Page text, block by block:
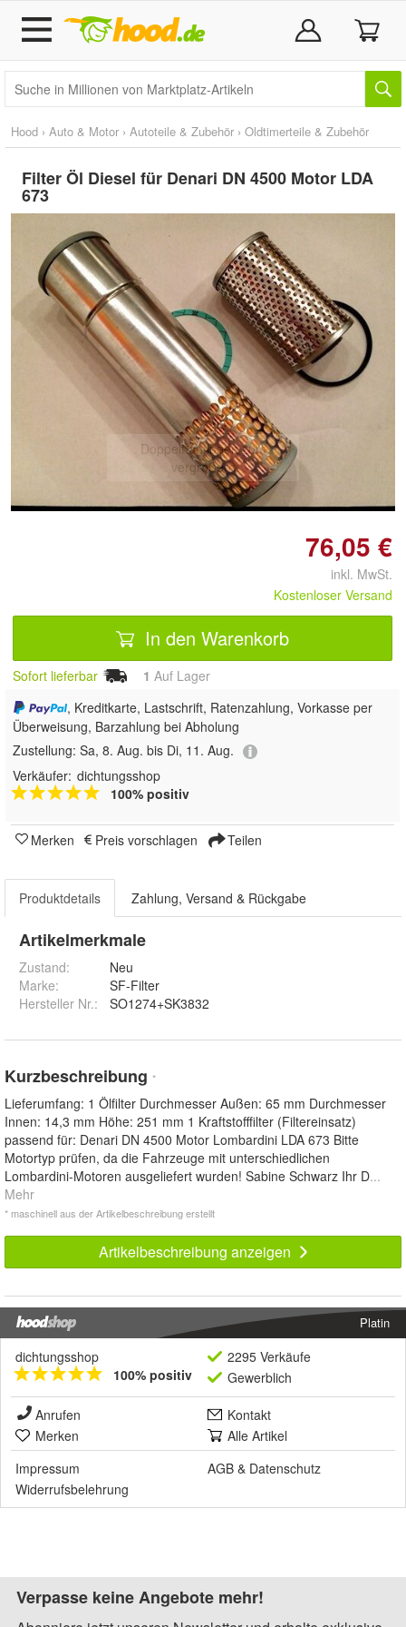
Hood › Auto & Motor › Autoteile & Zubehör › Oldtimerteile & Zubehör
Filter Öl Diesel für Denari DN 4500 Motor LDA
673
Doppelt antippen zum
vergrößern
76,05 €
inkl. MwSt.
Kostenloser Versand
In den Warenkorb
Sofort lieferbar 1 Auf Lager
, Kreditkarte, Lastschrift, Ratenzahlung, Vorkasse per
Überweisung, Barzahlung bei Abholung
Zustellung: Sa, 8. Aug. bis Di, 11. Aug.
Verkäufer: dichtungsshop
100% positiv
Merken Preis vorschlagen Teilen
Produktdetails Zahlung, Versand & Rückgabe
Artikelmerkmale
Zustand:
Neu
Marke:
SF-Filter
Hersteller Nr.:
SO1274+SK3832
Kurzbeschreibung *
Lieferumfang: 1 Ölfilter Durchmesser Außen: 65 mm Durchmesser
Innen: 14,3 mm Höhe: 251 mm 1 Kraftstofffilter (Filtereinsatz)
passend für: Denari DN 4500 Motor Lombardini LDA 673 Bitte
Motortyp prüfen, da die Fahrzeuge mit unterschiedlichen
Lombardini-Motoren ausgeliefert wurden! Sabine Schwarz Ihr D...
Mehr
* maschinell aus der Artikelbeschreibung erstellt
Artikelbeschreibung anzeigen
Platin
dichtungsshop
100% positiv
2295 Verkäufe
Gewerblich
Anrufen
Kontakt
Merken
Alle Artikel
Impressum
AGB & Datenschutz
Widerrufsbelehrung
Verpasse keine Angebote mehr!